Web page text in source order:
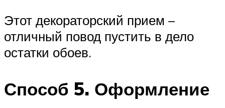
Этот декораторский прием –
отличный повод пустить в дело
остатки обоев.
Способ 5. Оформление